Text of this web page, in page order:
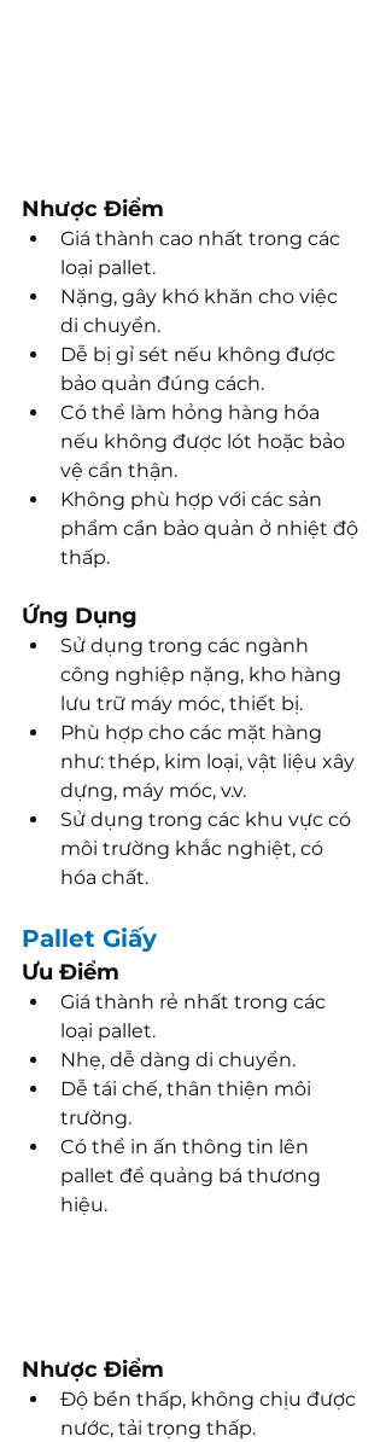
Nhược Điểm
Giá thành cao nhất trong các
loại pallet.
Nặng, gây khó khăn cho việc
di chuyển.
Dễ bị gỉ sét nếu không được
bảo quản đúng cách.
Có thể làm hỏng hàng hóa
nếu không được lót hoặc bảo
vệ cẩn thận.
Không phù hợp với các sản
phẩm cần bảo quản ở nhiệt độ
thấp.
Ứng Dụng
Sử dụng trong các ngành
công nghiệp nặng, kho hàng
lưu trữ máy móc, thiết bị.
Phù hợp cho các mặt hàng
như: thép, kim loại, vật liệu xây
dựng, máy móc, v.v.
Sử dụng trong các khu vực có
môi trường khắc nghiệt, có
hóa chất.
Pallet Giấy
Ưu Điểm
Giá thành rẻ nhất trong các
loại pallet.
Nhẹ, dễ dàng di chuyển.
Dễ tái chế, thân thiện môi
trường.
Có thể in ấn thông tin lên
pallet để quảng bá thương
hiệu.
Nhược Điểm
Độ bền thấp, không chịu được
nước, tải trọng thấp.